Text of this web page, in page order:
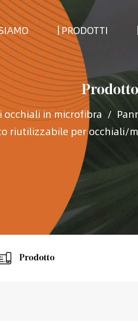
PRODOTTI
Prodotto
in microfibra /
riutilizzabile per occhiali/
Prodotto